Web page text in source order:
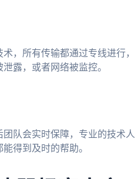
，所有传输都通过专线进行，
露，或者网络被监控。
团队会实时保障，专业的技术人
得到及时的帮助。